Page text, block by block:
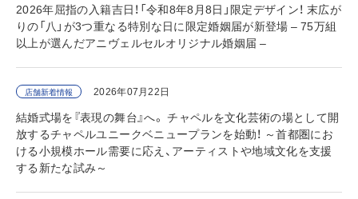
2026年屈指の入籍吉日！「令和8年8月8日」限定デザイン！ 末広が
りの「八」が3つ重なる特別な日に限定婚姻届が新登場 – 75万組
以上が選んだアニヴェルセルオリジナル婚姻届 –
店舗新着情報 2026年07月22日
結婚式場を『表現の舞台』へ。 チャペルを文化芸術の場として開
放するチャペルユニークベニュープランを始動！ ～首都圏にお
ける小規模ホール需要に応え、アーティストや地域文化を支援
する新たな試み～